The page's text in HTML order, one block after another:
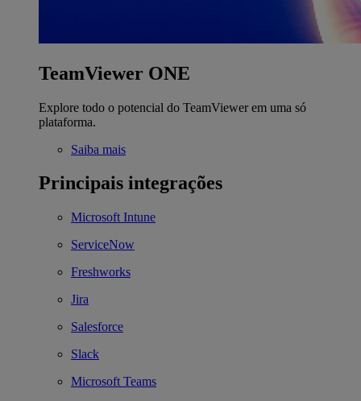
TeamViewer ONE
Explore todo o potencial do TeamViewer em uma só
plataforma.
Saiba mais
Principais integrações
Microsoft Intune
ServiceNow
Freshworks
Jira
Salesforce
Slack
Microsoft Teams